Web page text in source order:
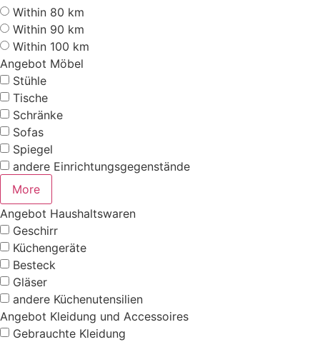
Within 80 km
Within 90 km
Within 100 km
Angebot Möbel
Stühle
Tische
Schränke
Sofas
Spiegel
andere Einrichtungsgegenstände
More
Angebot Haushaltswaren
Geschirr
Küchengeräte
Besteck
Gläser
andere Küchenutensilien
Angebot Kleidung und Accessoires
Gebrauchte Kleidung